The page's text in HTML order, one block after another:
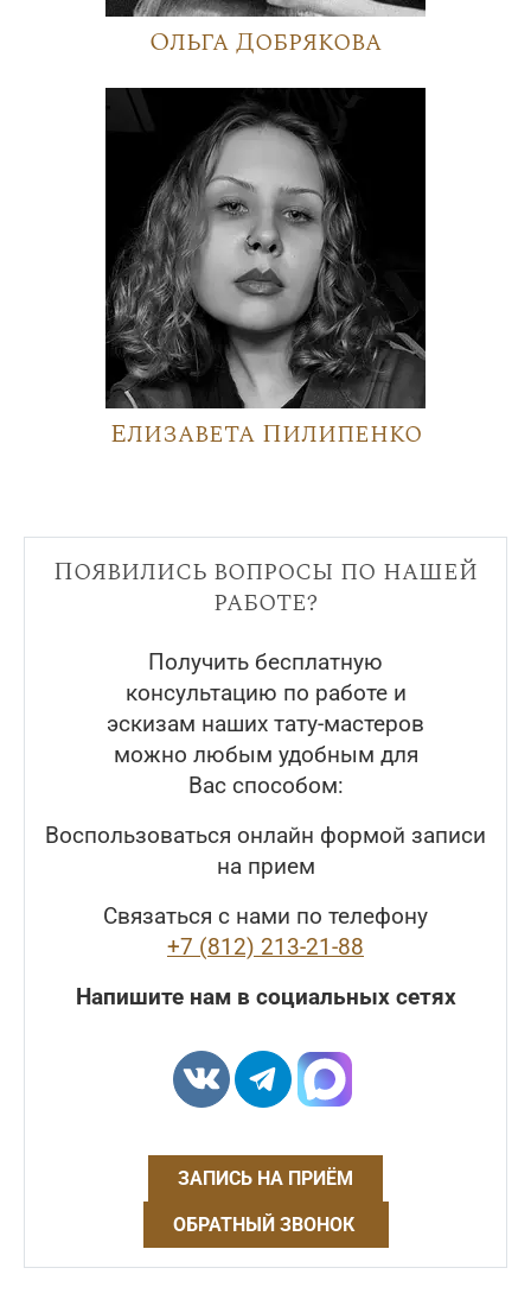
Ольга Добрякова
Елизавета Пилипенко
Появились вопросы по нашей
работе?
Получить бесплатную
консультацию по работе и
эскизам наших тату-мастеров
можно любым удобным для
Вас способом:
Воспользоваться онлайн формой записи
на прием
Связаться с нами по телефону
+7 (812) 213-21-88
Напишите нам в социальных сетях
ЗАПИСЬ НА ПРИЁМ
ОБРАТНЫЙ ЗВОНОК